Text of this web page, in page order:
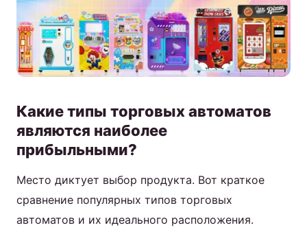
Какие типы торговых автоматов
являются наиболее
прибыльными?
Место диктует выбор продукта. Вот краткое
сравнение популярных типов торговых
автоматов и их идеального расположения.